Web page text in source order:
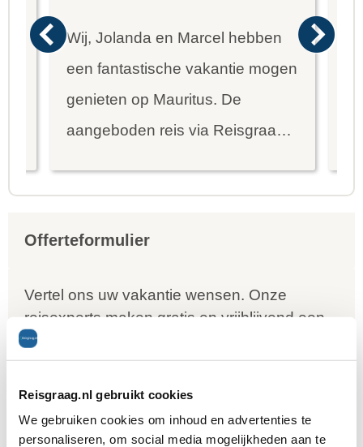
Reisgraag.nl gebruikt cookies
We gebruiken cookies om inhoud en advertenties te
personaliseren, om social media mogelijkheden aan te
Wij, Jolanda en Marcel hebben
een fantastische vakantie mogen
genieten op Mauritus. De
aangeboden reis via Reisgraag
mooie dingen van het eiland te
Offerteformulier
Vertel ons uw vakantie wensen. Onze
reisexperts maken gratis en vrijblijvend een
reisvoorstel op maat.
ANVR, SGR, Calamiteitenfonds
Persoonlijk contact met expert